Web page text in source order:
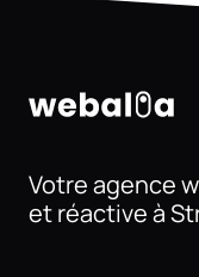
Votre agence
et réactive à